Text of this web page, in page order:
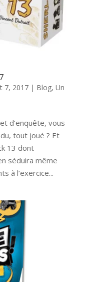
7, 2017| Blog, Un
d’enquête, vous
tout joué ? Et
13 dont
séduira même
à l’exercice...